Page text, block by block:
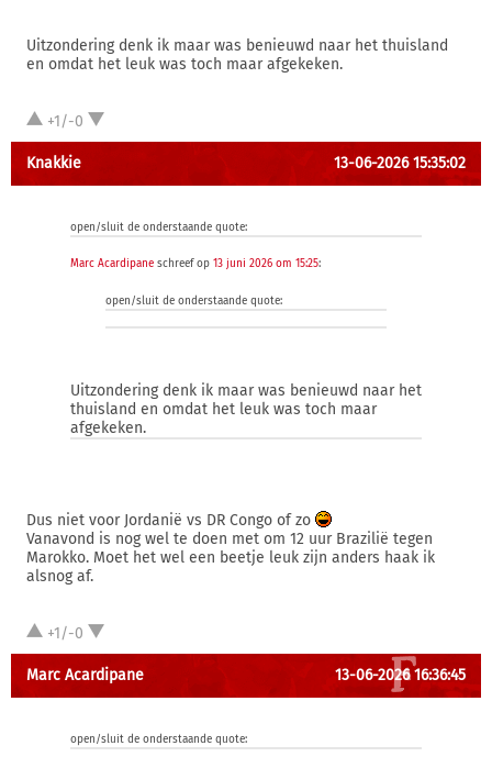
Uitzondering denk ik maar was benieuwd naar het thuisland
en omdat het leuk was toch maar afgekeken.
+1/-0
Knakkie 13-06-2026 15:35:02
open/sluit de onderstaande quote:
Marc Acardipane schreef op 13 juni 2026 om 15:25:
open/sluit de onderstaande quote:
Uitzondering denk ik maar was benieuwd naar het
thuisland en omdat het leuk was toch maar
afgekeken.
Dus niet voor Jordanië vs DR Congo of zo
Vanavond is nog wel te doen met om 12 uur Brazilië tegen
Marokko. Moet het wel een beetje leuk zijn anders haak ik
alsnog af.
+1/-0
Marc Acardipane 13-06-2026 16:36:45
open/sluit de onderstaande quote: